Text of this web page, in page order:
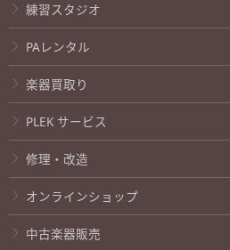
練習スタジオ
PAレンタル
楽器買取り
PLEK サービス
修理・改造
オンラインショップ
中古楽器販売